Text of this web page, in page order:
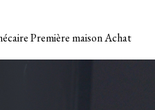
Première maisonAchat